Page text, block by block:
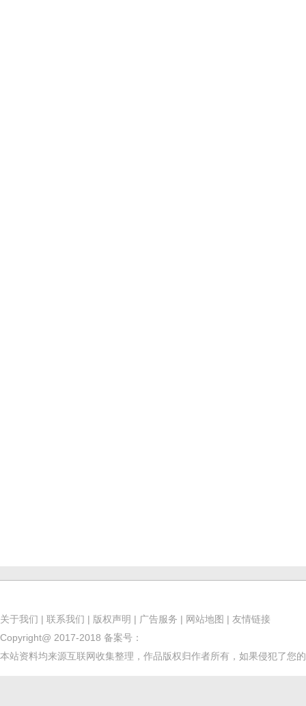
关于我们 | 联系我们 | 版权声明 | 广告服务 | 网站地图 | 友情链接
Copyright@ 2017-2018 备案号：
本站资料均来源互联网收集整理，作品版权归作者所有，如果侵犯了您